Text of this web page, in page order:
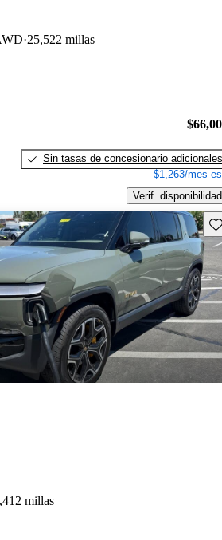
25,522 millas
Sin tasas de concesionario adicionales
$1,263/mes
Verif. disponibilidad
millas